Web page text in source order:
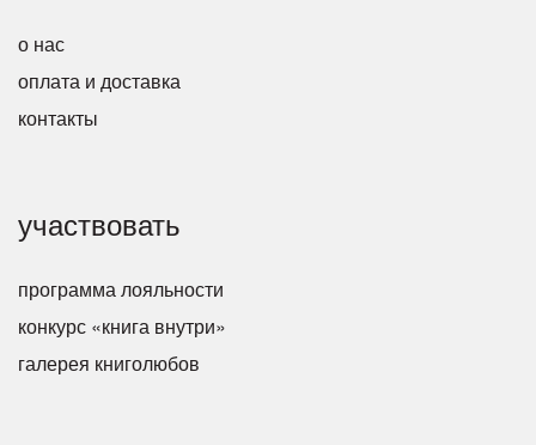
о нас
оплата и доставка
контакты
участвовать
программа лояльности
конкурс «книга внутри»
галерея книголюбов